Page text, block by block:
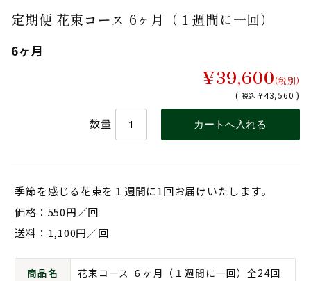
定期便 花束コース 6ヶ月（１週間に一回）
6ヶ月
¥39,600(税別)
( 税込 ¥43,560 )
数量
季節を感じる花束を１週間に1回お届けいたします。
価格：550円／回
送料：1,100円／回
商品名 花束コース ６ヶ月（１週間に一回）全24回